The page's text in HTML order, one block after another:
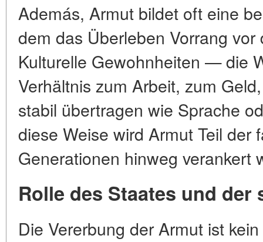
Además, Armut bildet oft eine
dem das Überleben Vorrang
Kulturelle Gewohnheiten — die
Verhältnis zum Arbeit, zum
stabil übertragen wie Sprache
diese Weise wird Armut Teil der
Generationen hinweg verankert
Rolle des Staates und der
Die Vererbung der Armut ist